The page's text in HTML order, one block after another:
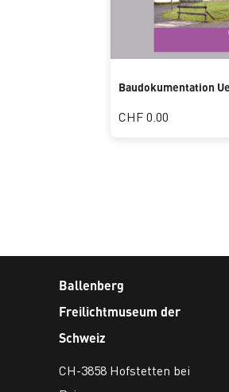
Baudokumentation
CHF 0.00
Ballenberg
Freilichtmuseum der
Schweiz
CH-3858 Hofstetten bei